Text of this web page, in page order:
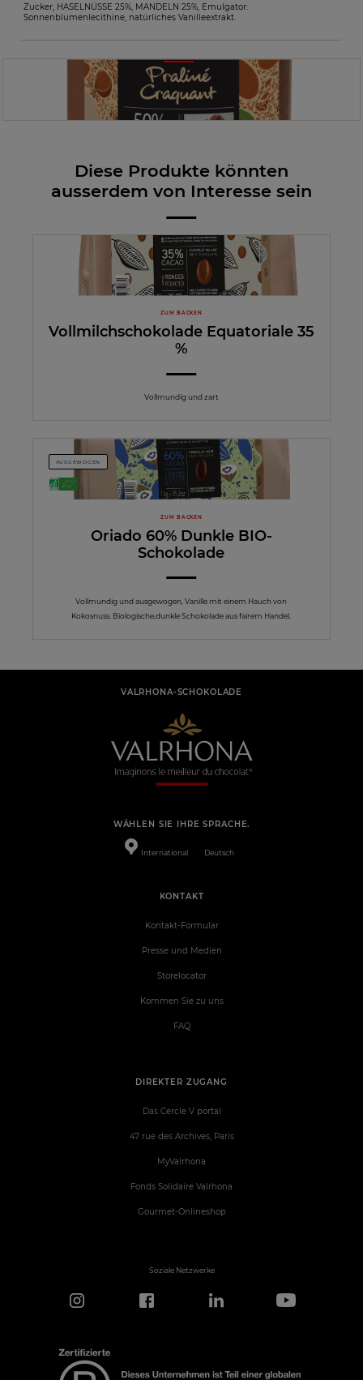
Zucker, HASELNÜSSE 25%, MANDELN 25%, Emulgator:
Sonnenblumenlecithine, natürliches Vanilleextrakt.
Diese Produkte könnten
ausserdem von Interesse sein
ZUM BACKEN
Vollmilchschokolade Equatoriale 35
%
Vollmundig und zart
AUSGEWOGEN
ZUM BACKEN
Oriado 60% Dunkle BIO-
Schokolade
Vollmundig und ausgewogen, Vanille mit einem Hauch von
Kokosnuss. Biologische,dunkle Schokolade aus fairem Handel.
VALRHONA-SCHOKOLADE
WÄHLEN SIE IHRE SPRACHE.
International Deutsch
DIREKTER ZUGANG
Das Cercle V portal
47 rue des Archives, Paris
MyValrhona
Fonds Solidaire Valrhona
Gourmet-Onlineshop
KONTAKT
Kontakt-Formular
Presse und Medien
Storelocator
Kommen Sie zu uns
FAQ
Soziale Netzwerke